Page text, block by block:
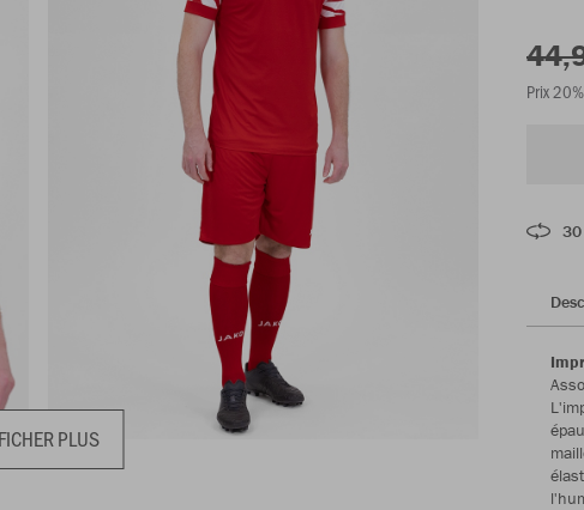
PLUS
Prix